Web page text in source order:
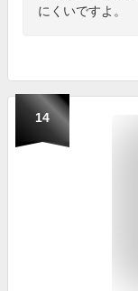
にくいですよ。
14